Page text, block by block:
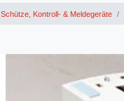
Schütze, Kontroll- & Meldegeräte